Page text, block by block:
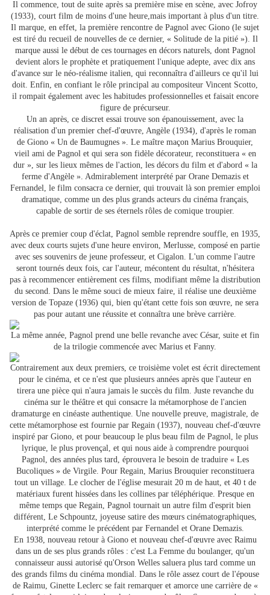
Il commence, tout de suite après sa première mise en scène, avec Jofroy
(1933), court film de moins d'une heure,mais important à plus d'un titre.
Il marque, en effet, la première rencontre de Pagnol avec Giono (le sujet
est tiré du recueil de nouvelles de ce dernier, « Solitude de la pitié »). Il
marque aussi le début de ces tournages en décors naturels, dont Pagnol
devient alors le prophète et pratiquement l'unique adepte, avec dix ans
d'avance sur le néo-réalisme italien, qui reconnaîtra d'ailleurs ce qu'il lui
doit. Enfin, en confiant le rôle principal au compositeur Vincent Scotto,
il rompait également avec les habitudes professionnelles et faisait encore
figure de précurseur.
Un an après, ce discret essai trouve son épanouissement, avec la
réalisation d'un premier chef-d'œuvre, Angèle (1934), d'après le roman
de Giono « Un de Baumugnes ». Le maître maçon Marius Brouquier,
vieil ami de Pagnol et qui sera son fidèle décorateur, reconstituera « en
dur », sur les lieux mêmes de l'action, les décors du film et d'abord « la
ferme d'Angèle ». Admirablement interprété par Orane Demazis et
Fernandel, le film consacra ce dernier, qui trouvait là son premier emploi
dramatique, comme un des plus grands acteurs du cinéma français,
capable de sortir de ses éternels rôles de comique troupier.
Après ce premier coup d'éclat, Pagnol semble reprendre souffle, en 1935,
avec deux courts sujets d'une heure environ, Merlusse, composé en partie
avec ses souvenirs de jeune professeur, et Cigalon. L'un comme l'autre
seront tournés deux fois, car l'auteur, mécontent du résultat, n'hésitera
pas à recommencer entièrement ces films, modifiant même la distribution
du second. Dans le même souci de mieux faire, il réalise une deuxième
version de Topaze (1936) qui, bien qu'étant cette fois son œuvre, ne sera
pas pour autant une réussite et connaîtra une brève carrière.
La même année, Pagnol prend une belle revanche avec César, suite et fin
de la trilogie commencée avec Marius et Fanny.
Contrairement aux deux premiers, ce troisième volet est écrit directement
pour le cinéma, et ce n'est que plusieurs années après que l'auteur en
tirera une pièce qui n'aura jamais le succès du film. Juste revanche du
cinéma sur le théâtre et qui consacre la métamorphose de l'ancien
dramaturge en cinéaste authentique. Une nouvelle preuve, magistrale, de
cette métamorphose est fournie par Regain (1937), nouveau chef-d'œuvre
inspiré par Giono, et pour beaucoup le plus beau film de Pagnol, le plus
lyrique, le plus provençal, et qui nous aide à comprendre pourquoi
Pagnol, des années plus tard, éprouvera le besoin de traduire « Les
Bucoliques » de Virgile. Pour Regain, Marius Brouquier reconstituera
tout un village. Le clocher de l'église mesurait 20 m de haut, et 40 t de
matériaux furent hissées dans les collines par téléphérique. Presque en
même temps que Regain, Pagnol tournait un autre film d'esprit bien
différent, Le Schpountz, joyeuse satire des mœurs cinématographiques,
interprété comme le précédent par Fernandel et Orane Demazis.
En 1938, nouveau retour à Giono et nouveau chef-d'œuvre avec Raimu
dans un de ses plus grands rôles : c'est La Femme du boulanger, qu'un
connaisseur aussi autorisé qu'Orson Welles saluera plus tard comme un
des grands films du cinéma mondial. Dans le rôle assez court de l'épouse
de Raimu, Ginette Leclerc se fait remarquer et amorce une carrière de «